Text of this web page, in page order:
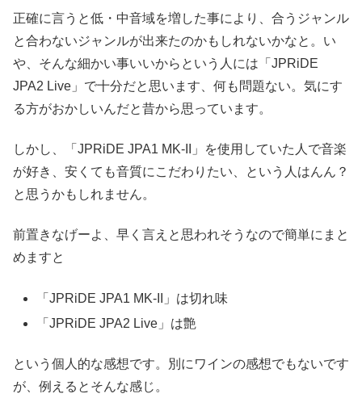
正確に言うと低・中音域を増した事により、合うジャンル
と合わないジャンルが出来たのかもしれないかなと。い
や、そんな細かい事いいからという人には「JPRiDE
JPA2 Live」で十分だと思います、何も問題ない。気にす
る方がおかしいんだと昔から思っています。
しかし、「JPRiDE JPA1 MK-II」を使用していた人で音楽
が好き、安くても音質にこだわりたい、という人はんん？
と思うかもしれません。
前置きなげーよ、早く言えと思われそうなので簡単にまと
めますと
「JPRiDE JPA1 MK-II」は切れ味
「JPRiDE JPA2 Live」は艶
という個人的な感想です。別にワインの感想でもないです
が、例えるとそんな感じ。